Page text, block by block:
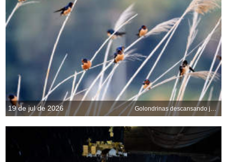
19 de jul de 2026 Golondrinas descansando juntas